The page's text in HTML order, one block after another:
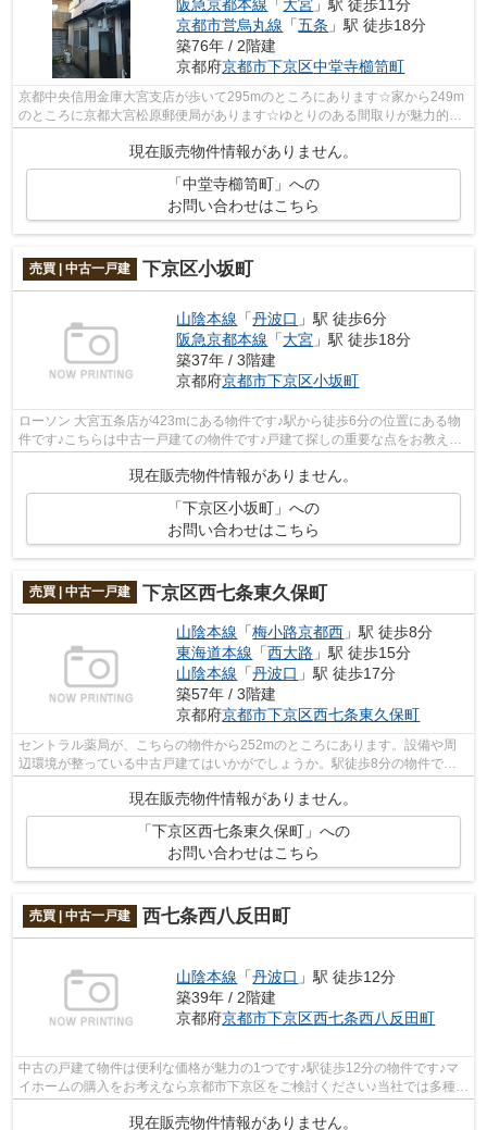
阪急京都本線 「 大宮 」駅 徒歩11分
京都市営烏丸線 「五条 」駅 徒歩18分
築76年 / 2階建
京都府京都市下京区中堂寺櫛笥町
京都中央信用金庫大宮支店が歩いて295mのところにあります☆家から249m
のところに京都大宮松原郵便局があります☆ゆとりのある間取りが魅力的
現在販売物件情報がありません。
「中堂寺櫛笥町」への
お問い合わせはこちら
売買 | 中古一戸建 下京区小坂町
山陰本線 「丹波口 」駅 徒歩6分
阪急京都本線 「大宮 」駅 徒歩18分
築37年 / 3階建
京都府京都市下京区小坂町
ローソン 大宮五条店が423mにある物件です♪駅から徒歩6分の位置にある物
件です♪こちらは中古一戸建ての物件です♪戸建て探しの重要な点をお教えし
ます♪京都市下京区に位置する山陰本線...
現在販売物件情報がありません。
「下京区小坂町」への
お問い合わせはこちら
売買 | 中古一戸建 下京区西七条東久保町
山陰本線 「梅小路京都西 」駅 徒歩8分
東海道本線 「西大路 」駅 徒歩15分
山陰本線 「丹波口 」駅 徒歩17分
築57年 / 3階建
京都府京都市下京区西七条東久保町
セントラル薬局が、こちらの物件から252mのところにあります。設備や周
辺環境が整っている中古戸建てはいかがでしょうか。駅徒歩8分の物件で
す。お客様が希望とする物件をお探しいただ...
現在販売物件情報がありません。
「下京区西七条東久保町」への
お問い合わせはこちら
売買 | 中古一戸建 西七条西八反田町
山陰本線 「丹波口 」駅 徒歩12分
築39年 / 2階建
京都府京都市下京区西七条西八反田町
中古の戸建て物件は便利な価格が魅力の1つです♪駅徒歩12分の物件です♪マ
イホームの購入をお考えなら京都市下京区をご検討ください♪当社では多種多
現在販売物件情報がありません。